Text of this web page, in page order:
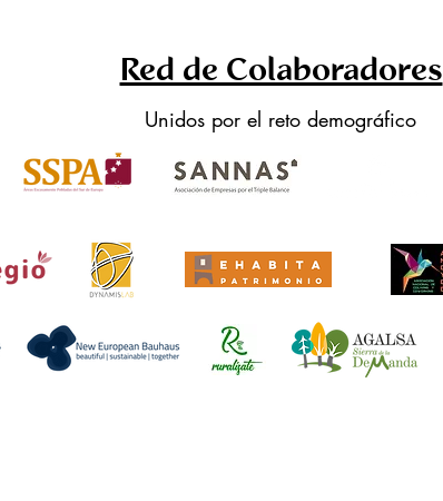
Red de Colaboradores
Unidos por el reto demográfico